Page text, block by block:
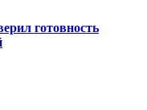
готовность